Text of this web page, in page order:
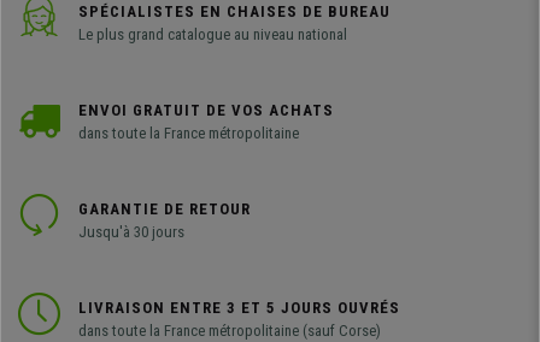
SPÉCIALISTES EN CHAISES DE BUREAU
Le plus grand catalogue au niveau national
ENVOI GRATUIT DE VOS ACHATS
dans toute la France métropolitaine
GARANTIE DE RETOUR
Jusqu'à 30 jours
LIVRAISON ENTRE 3 ET 5 JOURS OUVRÉS
dans toute la France métropolitaine (sauf Corse)